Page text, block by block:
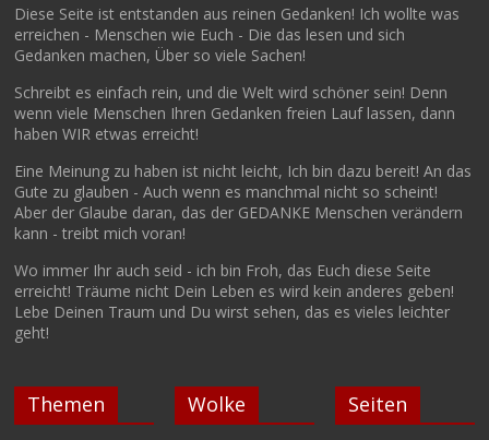
Diese Seite ist entstanden aus reinen Gedanken! Ich wollte was
erreichen - Menschen wie Euch - Die das lesen und sich
Gedanken machen, Über so viele Sachen!
Schreibt es einfach rein, und die Welt wird schöner sein! Denn
wenn viele Menschen Ihren Gedanken freien Lauf lassen, dann
haben WIR etwas erreicht!
Eine Meinung zu haben ist nicht leicht, Ich bin dazu bereit! An das
Gute zu glauben - Auch wenn es manchmal nicht so scheint!
Aber der Glaube daran, das der GEDANKE Menschen verändern
kann - treibt mich voran!
Wo immer Ihr auch seid - ich bin Froh, das Euch diese Seite
erreicht! Träume nicht Dein Leben es wird kein anderes geben!
Lebe Deinen Traum und Du wirst sehen, das es vieles leichter
geht!
Themen Wolke Seiten